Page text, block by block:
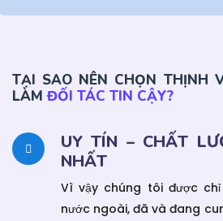
TẠI SAO NÊN CHỌN THỊNH
LÀMĐỐI TÁC TIN CẬY?
UY TÍN – CHẤT
NHẤT
Vì vậy chúng tôi được
nước ngoài, đã và đang